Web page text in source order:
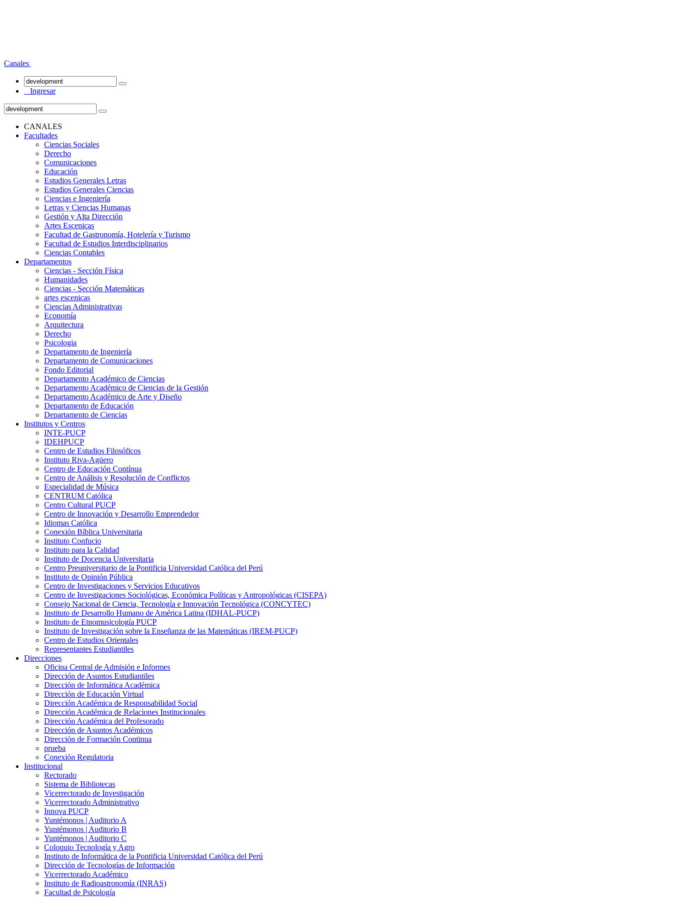
Canales
Ingresar
CANALES
Facultades
Ciencias Sociales
Derecho
Comunicaciones
Educación
Estudios Generales Letras
Estudios Generales Ciencias
Ciencias e Ingeniería
Letras y Ciencias Humanas
Gestión y Alta Dirección
Artes Escenicas
Facultad de Gastronomía, Hotelería y Turismo
Facultad de Estudios Interdisciplinarios
Ciencias Contables
Departamentos
Ciencias - Sección Física
Humanidades
Ciencias - Sección Matemáticas
artes escenicas
Ciencias Administrativas
Economía
Arquitectura
Derecho
Psicologia
Departamento de Ingeniería
Departamento de Comunicaciones
Fondo Editorial
Departamento Académico de Ciencias
Departamento Académico de Ciencias de la Gestión
Departamento Académico de Arte y Diseño
Departamento de Educación
Departamento de Ciencias
Institutos y Centros
INTE-PUCP
IDEHPUCP
Centro de Estudios Filosóficos
Instituto Riva-Agüero
Centro de Educación Contínua
Centro de Análisis y Resolución de Conflictos
Especialidad de Música
CENTRUM Católica
Centro Cultural PUCP
Centro de Innovación y Desarrollo Emprendedor
Idiomas Católica
Conexión Bíblica Universitaria
Instituto Confucio
Instituto para la Calidad
Instituto de Docencia Universitaria
Centro Preuniversitario de la Pontificia Universidad Católica del Perú
Instituto de Opinión Pública
Centro de Investigaciones y Servicios Educativos
Centro de Investigaciones Sociológicas, Económica Políticas y Antropológicas (CISEPA)
Consejo Nacional de Ciencia, Tecnología e Innovación Tecnológica (CONCYTEC)
Instituto de Desarrollo Humano de América Latina (IDHAL-PUCP)
Instituto de Etnomusicología PUCP
Instituto de Investigación sobre la Enseñanza de las Matemáticas (IREM-PUCP)
Centro de Estudios Orientales
Representantes Estudiantiles
Direcciones
Oficina Central de Admisión e Informes
Dirección de Asuntos Estudiantiles
Dirección de Informática Académica
Dirección de Educación Virtual
Dirección Académica de Responsabilidad Social
Dirección Académica de Relaciones Institucionales
Dirección Académica del Profesorado
Dirección de Asuntos Académicos
Dirección de Formación Continua
prueba
Conexión Regulatoria
Institucional
Rectorado
Sistema de Bibliotecas
Vicerrectorado de Investigación
Vicerrectorado Administrativo
Innova PUCP
Yuntémonos | Auditorio A
Yuntémonos | Auditorio B
Yuntémonos | Auditorio C
Coloquio Tecnología y Agro
Instituto de Informática de la Pontificia Universidad Católica del Perú
Dirección de Tecnologías de Información
Vicerrectorado Académico
Instituto de Radioastronomía (INRAS)
Facultad de Psicología